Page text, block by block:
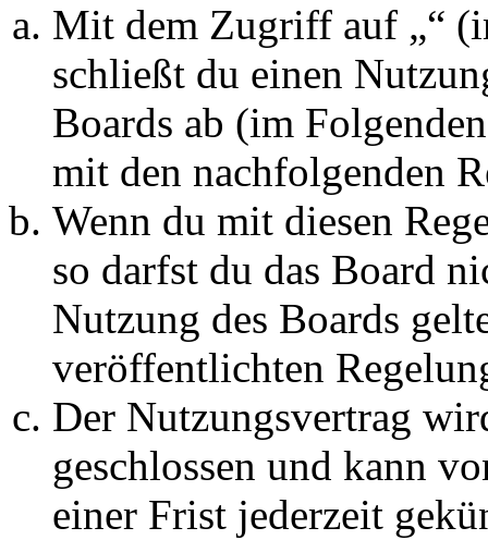
Mit dem Zugriff auf „“
schließt du einen
Boards ab (im
mit den nachfolgenden
Wenn du mit diesen
so darfst du das Board
Nutzung des Boards
veröffentlichten
Der Nutzungsvertrag
geschlossen und kann
einer Frist jederzeit